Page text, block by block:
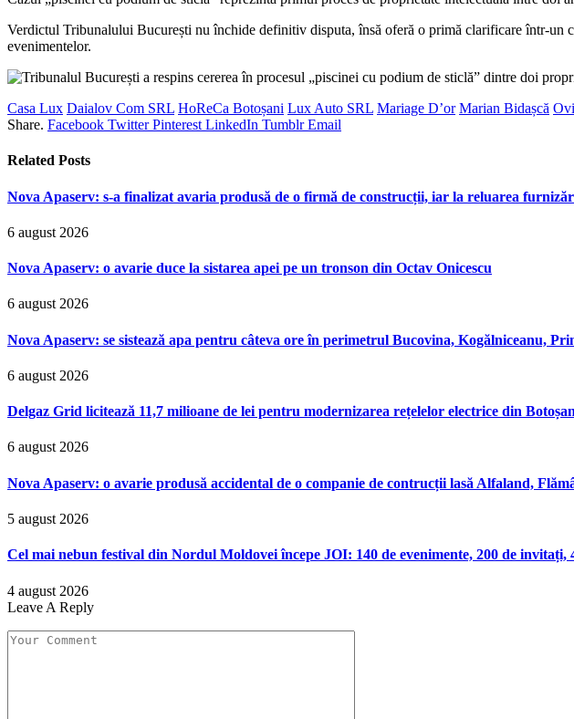
Verdictul Tribunalului București nu închide definitiv disputa, însă oferă o primă clarificare într-
evenimentelor.
Casa Lux Daialov Com SRL HoReCa Botoșani Lux Auto SRL Mariage D’or Marian Bidașcă
Share. Facebook Twitter Pinterest LinkedIn Tumblr Email
Related Posts
Nova Apaserv: s-a finalizat avaria produsă de o firmă de construcții, iar la reluarea
6 august 2026
Nova Apaserv: o avarie duce la sistarea apei pe un tronson din Octav Onicescu
6 august 2026
Nova Apaserv: se sistează apa pentru câteva ore în perimetrul Bucovina, Kogălniceanu,
6 august 2026
Delgaz Grid licitează 11,7 milioane de lei pentru modernizarea rețelelor electrice din
6 august 2026
Nova Apaserv: o avarie produsă accidental de o companie de contrucții lasă Alfaland,
5 august 2026
Cel mai nebun festival din Nordul Moldovei începe JOI: 140 de evenimente, 200 de invitați,
4 august 2026
Leave A Reply